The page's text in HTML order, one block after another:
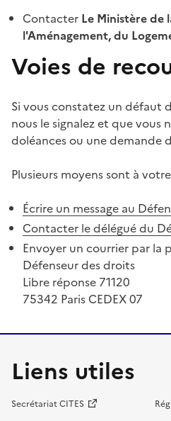
Contacter Le Ministère de
l'Aménagement, du
Voies de
Si vous constatez un défaut
nous le signalez et que
doléances ou une demande
Plusieurs moyens sont à
Écrire un message au
Contacter le délégué du
Envoyer un courrier par la
Défenseur des droits
Libre réponse 71120
75342 Paris CEDEX 07
Liens utiles
Secrétariat CITES